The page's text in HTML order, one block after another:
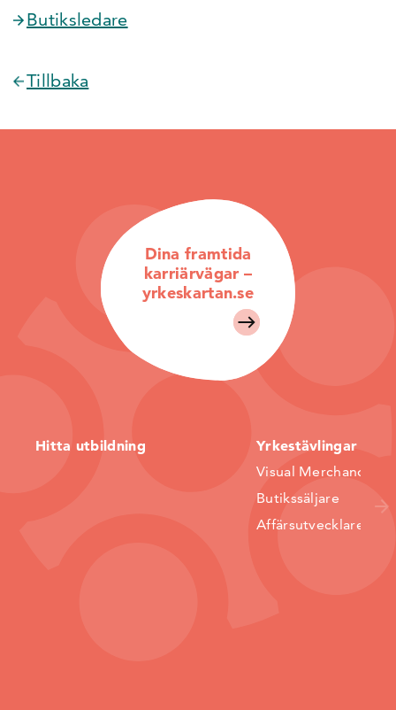
Butiks­ledare
Tillbaka
Dina framtida
karriärvägar –
yrkeskartan.se
Hitta utbildning Yrkestävlingar
Visual Merchandiser
Butikssäljare
Affärsutvecklare